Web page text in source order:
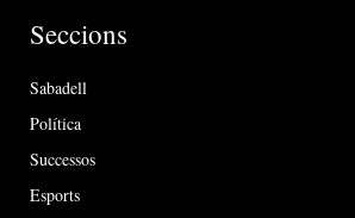
Seccions
Sabadell
Política
Successos
Esports